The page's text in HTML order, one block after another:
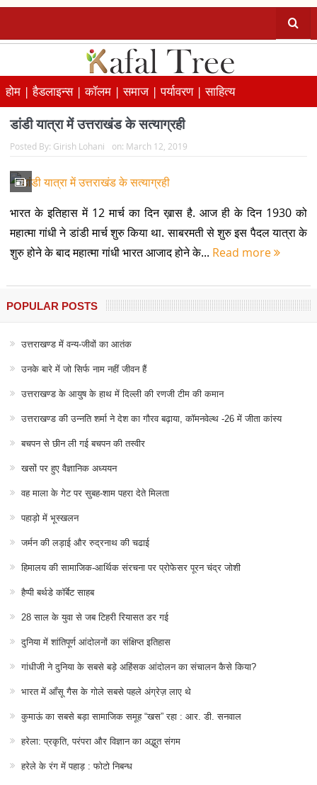
होम |हैडलाइन्स |कॉलम |समाज |पर्यावरण |साहित्य
डांडी यात्रा में उत्तराखंड के सत्याग्रही
Posted By: Girish Lohani on: March 12, 2019
भारत के इतिहास में 12 मार्च का दिन ख़ास है. आज ही के दिन 1930 को
महात्मा गांधी ने डांडी मार्च शुरु किया था. साबरमती से शुरु इस पैदल यात्रा के
शुरु होने के बाद महात्मा गांधी भारत आजाद होने के... Read more
POPULAR POSTS
उत्तराखण्ड में वन्य-जीवों का आतंक
उनके बारे में जो सिर्फ नाम नहीं जीवन हैं
उत्तराखण्ड के आयुष के हाथ में दिल्ली की रणजी टीम की कमान
उत्तराखण्ड की उन्नति शर्मा ने देश का गौरव बढ़ाया, कॉमनवेल्थ -26 में जीता कांस्य
बचपन से छीन ली गई बचपन की तस्वीर
खसों पर हुए वैज्ञानिक अध्ययन
वह माला के गेट पर सुबह-शाम पहरा देते मिलता
पहाड़ो में भूस्खलन
जर्मन की लड़ाई और रुद्रनाथ की चढाई
हिमालय की सामाजिक-आर्थिक संरचना पर प्रोफेसर पूरन चंद्र जोशी
हैप्पी बर्थडे कॉर्बेट साहब
28 साल के युवा से जब टिहरी रियासत डर गई
दुनिया में शांतिपूर्ण आंदोलनों का संक्षिप्त इतिहास
गांधीजी ने दुनिया के सबसे बड़े अहिंसक आंदोलन का संचालन कैसे किया?
भारत में आँसू गैस के गोले सबसे पहले अंग्रेज़ लाए थे
कुमाऊं का सबसे बड़ा सामाजिक समूह “खस” रहा : आर. डी. सनवाल
हरेला: प्रकृति, परंपरा और विज्ञान का अद्भुत संगम
हरेले के रंग में पहाड़ : फोटो निबन्ध